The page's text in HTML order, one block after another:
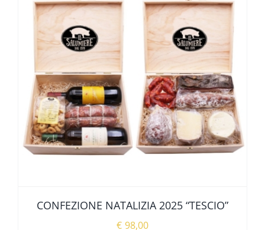
CONFEZIONE NATALIZIA 2025 “TESCIO”
€ 98,00